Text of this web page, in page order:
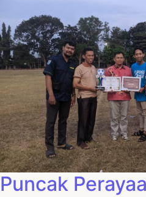
Puncak